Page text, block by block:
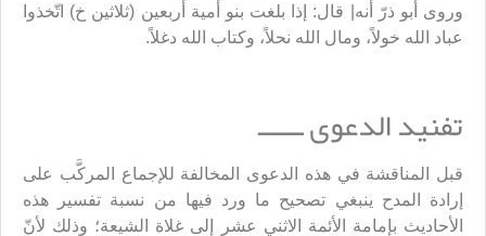
وروى أبو ذرّ أنه| قال: إذا بلغت بنو أمية أربعين (ثلاثين خ) اتّخذوا
عباد الله خولاً، ومال الله نحلاً، وكتاب الله دغلاً.
تفنيد الدعوى ــــــ
قبل المناقشة في هذه الدعوى المخالفة للإجماع المركَّب على
إرادة المدح ينبغي تصحيح ما ورد فيها من نسبة تفسير هذه
الأحاديث بإمامة الأئمة الاثني عشر إلى غلاة الشيعة؛ وذلك لأنّ